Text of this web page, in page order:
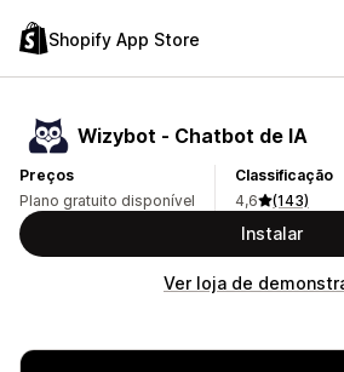
Shopify App Store
Wizybot ‑ Chatbot de IA
Preços
Plano gratuito disponível
Classificação
4,6
(143)
Instalar
Ver loja de